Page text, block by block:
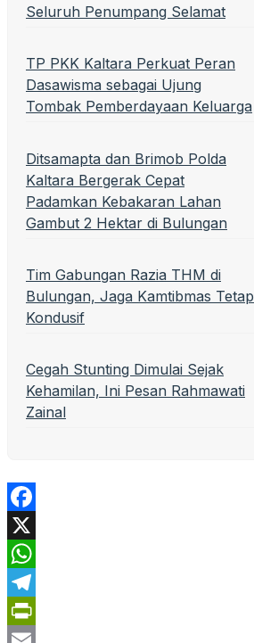
Seluruh Penumpang Selamat
TP PKK Kaltara Perkuat Peran
Dasawisma sebagai Ujung
Tombak Pemberdayaan Keluarga
Ditsamapta dan Brimob Polda
Kaltara Bergerak Cepat
Padamkan Kebakaran Lahan
Gambut 2 Hektar di Bulungan
Tim Gabungan Razia THM di
Bulungan, Jaga Kamtibmas Tetap
Kondusif
Cegah Stunting Dimulai Sejak
Kehamilan, Ini Pesan Rahmawati
Zainal
Facebook
X
WhatsApp
Telegram